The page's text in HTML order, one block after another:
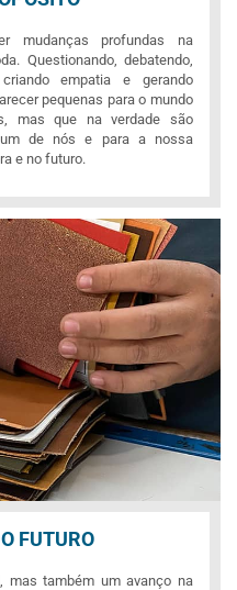
mudanças profundas na
Questionando, debatendo,
empatia e gerando
pequenas para o mundo
mas que na verdade são
de nós e para a nossa
e no futuro.
FUTURO
mas também um avanço na